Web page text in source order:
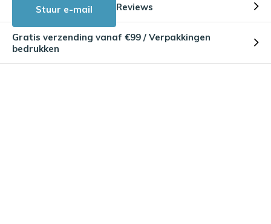
Stuur e-mail Reviews
Gratis verzending vanaf €99 / Verpakkingen
bedrukken